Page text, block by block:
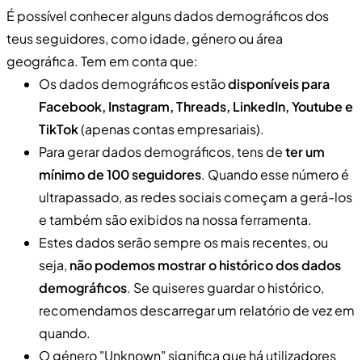
É possível conhecer alguns dados demográficos dos
teus seguidores, como idade, género ou área
geográfica. Tem em conta que:
Os dados demográficos estãodisponíveis para
Facebook, Instagram, Threads, LinkedIn, Youtube e
TikTok(apenas contas empresariais).
Para gerar dados demográficos, tens deter um
mínimo de 100 seguidores. Quando esse número é
ultrapassado, as redes sociais começam a gerá-los
e também são exibidos na nossa ferramenta.
Estes dados serão sempre os mais recentes, ou
seja, não podemos mostrar o histórico dos dados
demográficos. Se quiseres guardar o histórico,
recomendamos descarregar um relatório de vez em
quando.
O género "Unknown" significa que há utilizadores